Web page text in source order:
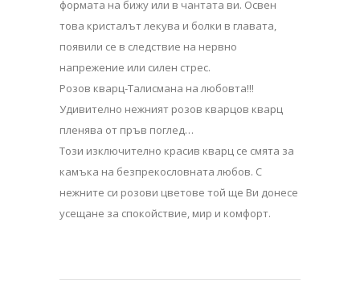
формата на бижу или в чантата ви. Освен
това кристалът лекува и болки в главата,
появили се в следствие на нервно
напрежение или силен стрес.
Розов кварц-Талисмана на любовта!!!
Удивително нежният розов кварцов кварц
пленява от пръв поглед…
Този изключително красив кварц се смята за
камъка на безпрекословната любов. С
нежните си розови цветове той ще Ви донесе
усещане за спокойствие, мир и комфорт.